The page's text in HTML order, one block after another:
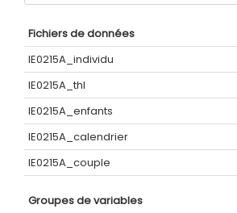
Fichiers de données
IE0215A_individu
IE0215A_thl
IE0215A_enfants
IE0215A_calendrier
IE0215A_couple
Groupes de variables